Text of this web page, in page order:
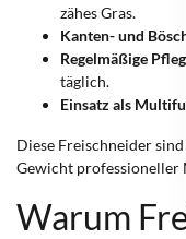
zähes Gras.
Kanten- und
Regelmäßige
täglich.
Einsatz als
Diese Freischneider
Gewicht professioneller
Warum